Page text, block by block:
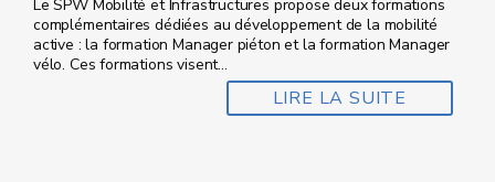
Le SPW Mobilité et Infrastructures propose deux formations
complémentaires dédiées au développement de la mobilité
active : la formation Manager piéton et la formation Manager
vélo. Ces formations visent...
LIRE LA SUITE